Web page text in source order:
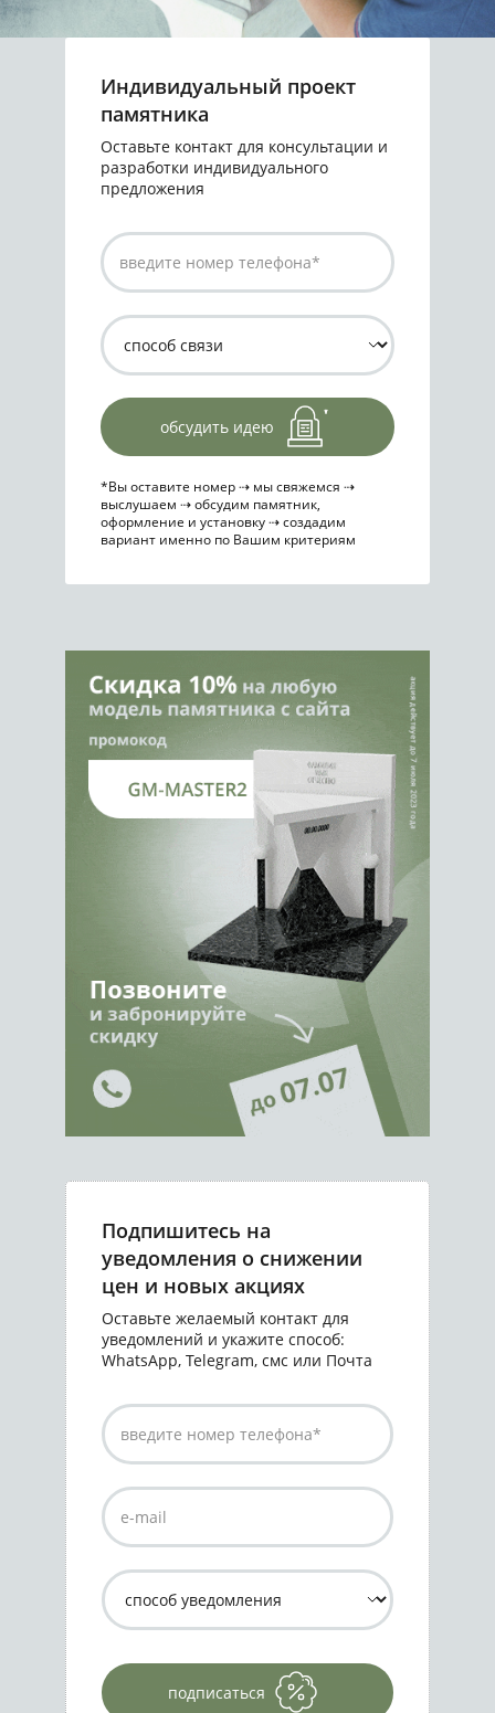
Индивидуальный проект
памятника
Оставьте контакт для консультации и
разработки индивидуального
предложения
обсудить идею
*Вы оставите номер ⇢ мы свяжемся ⇢
выслушаем ⇢ обсудим памятник,
оформление и установку ⇢ создадим
вариант именно по Вашим критериям
Подпишитесь на
уведомления о снижении
цен и новых акциях
Оставьте желаемый контакт для
уведомлений и укажите способ:
WhatsApp, Telegram, смс или Почта
подписаться